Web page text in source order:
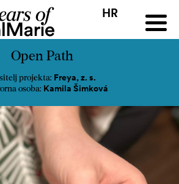
HR
Insights Podcast
Open Path
projekta: Freya, z. s.
osoba: Kamila Šimková